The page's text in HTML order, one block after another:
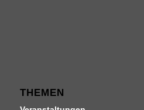
THEMEN